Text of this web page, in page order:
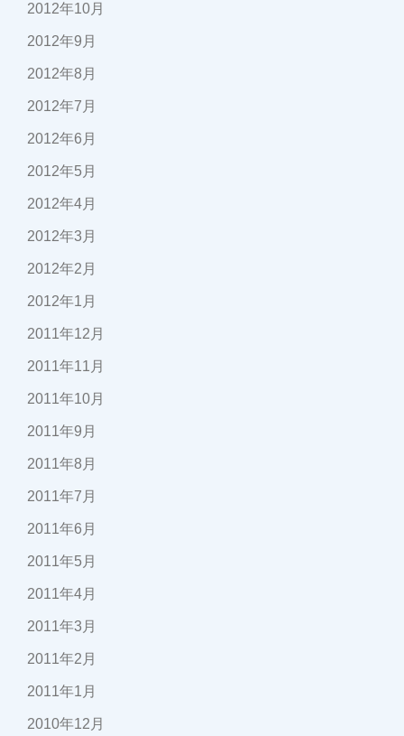
2012年10月
2012年9月
2012年8月
2012年7月
2012年6月
2012年5月
2012年4月
2012年3月
2012年2月
2012年1月
2011年12月
2011年11月
2011年10月
2011年9月
2011年8月
2011年7月
2011年6月
2011年5月
2011年4月
2011年3月
2011年2月
2011年1月
2010年12月